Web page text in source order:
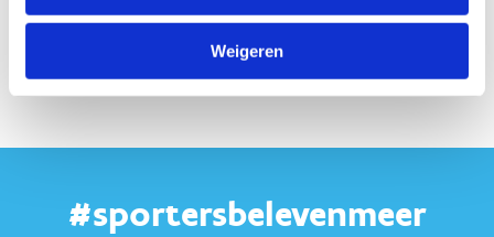
Weigeren
#sportersbelevenmeer